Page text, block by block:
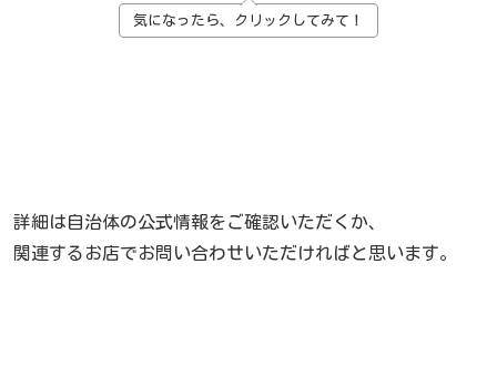
気になったら、クリックしてみて！
詳細は自治体の公式情報をご確認いただくか、
関連するお店でお問い合わせいただければと思います。